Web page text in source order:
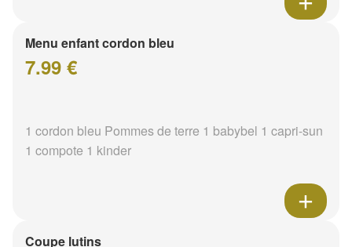
Menu enfant cordon bleu
7.99 €
1 cordon bleu Pommes de terre 1 babybel 1 capri-sun
1 compote 1 kinder
Coupe lutins